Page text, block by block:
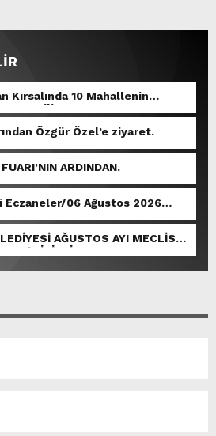
Kırsalında 10 Mahallenin
Yeniliyor.
Özgür Özel’e ziyaret.
ARDINDAN.
Eczaneler/06 Ağustos 2026
AĞUSTOS AYI MECLİS